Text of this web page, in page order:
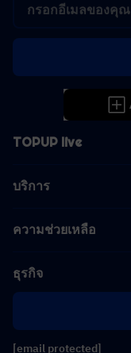
TOPUP live
บริการ
ความช่วยเหลือ
ธุรกิจ
[email protected]